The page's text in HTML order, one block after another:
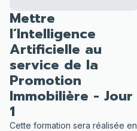
Mettre
l’Intelligence
Artificielle au
service de la
Promotion
Immobilière - Jour
1
Cette formation sera réalisée en